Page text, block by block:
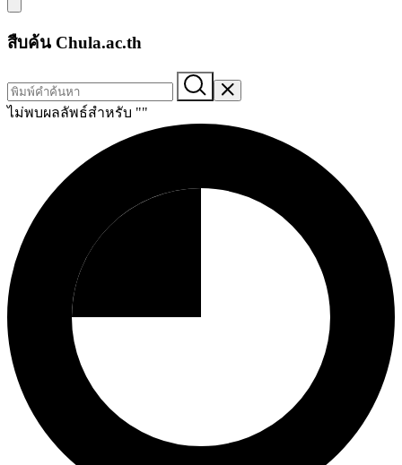
สืบค้น Chula.ac.th
ไม่พบผลลัพธ์สำหรับ ""